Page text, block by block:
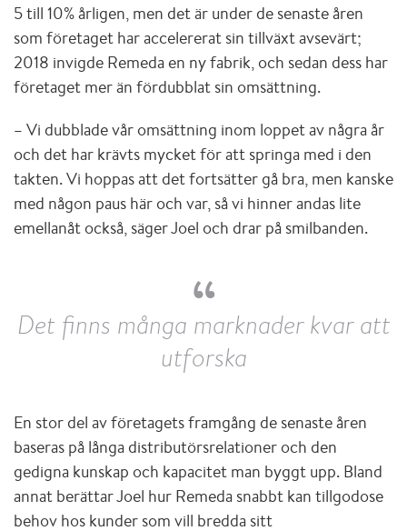
5 till 10% årligen, men det är under de senaste åren
som företaget har accelererat sin tillväxt avsevärt;
2018 invigde Remeda en ny fabrik, och sedan dess har
företaget mer än fördubblat sin omsättning.
– Vi dubblade vår omsättning inom loppet av några år
och det har krävts mycket för att springa med i den
takten. Vi hoppas att det fortsätter gå bra, men kanske
med någon paus här och var, så vi hinner andas lite
emellanåt också, säger Joel och drar på smilbanden.
Det finns många marknader kvar att
utforska
En stor del av företagets framgång de senaste åren
baseras på långa distributörsrelationer och den
gedigna kunskap och kapacitet man byggt upp. Bland
annat berättar Joel hur Remeda snabbt kan tillgodose
behov hos kunder som vill bredda sitt